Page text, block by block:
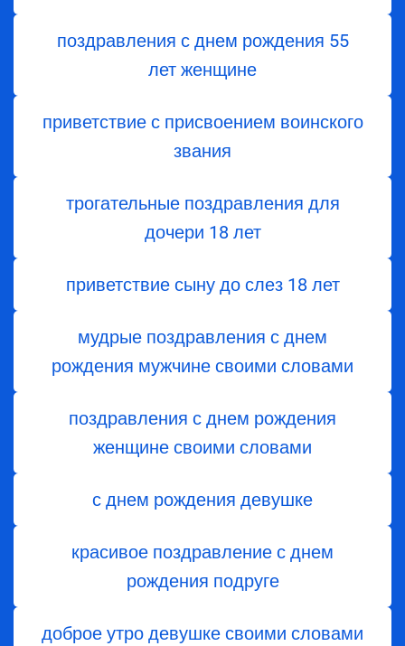
поздравления с днем ​​рождения 55
лет женщине
приветствие с присвоением воинского
звания
трогательные поздравления для
дочери 18 лет
приветствие сыну до слез 18 лет
мудрые поздравления с днем
рождения мужчине своими словами
поздравления с днем рождения
женщине своими словами
с днем рождения девушке
красивое поздравление с днем
рождения подруге
доброе утро девушке своими словами